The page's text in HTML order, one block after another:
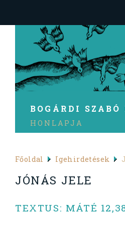
BOGÁRDI SZABÓ
HONLAPJA
Főoldal Igehirdetések
JÓNÁS JELE
TEXTUS: MÁTÉ